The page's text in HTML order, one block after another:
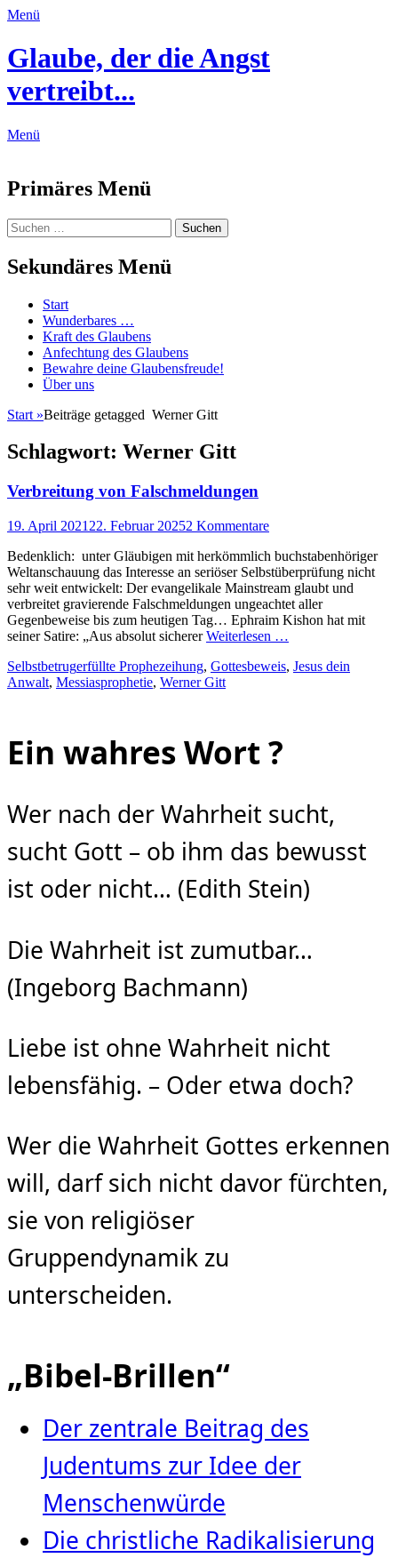
Menü
Glaube, der die Angst
vertreibt...
Menü
Primäres Menü
Zum
Inhalt
springen
Suchen
Suchen
nach:
Sekundäres Menü
Zum
Inhalt
springen
Start
Wunderbares …
Kraft des Glaubens
Anfechtung des Glaubens
Bewahre deine Glaubensfreude!
Über uns
Start »Beiträge getagged Werner Gitt
Schlagwort: Werner Gitt
Verbreitung von Falschmeldungen
Posted
19. April 2021 22. Februar 20252 Kommentare
Bedenklich: unter Gläubigen mit herkömmlich buchstabenhöriger
Weltanschauung das Interesse an seriöser Selbstüberprüfung nicht
sehr weit entwickelt: Der evangelikale Mainstream glaubt und
verbreitet gravierende Falschmeldungen ungeachtet aller
Gegenbeweise bis zum heutigen Tag… Ephraim Kishon hat mit
seiner Satire: „Aus absolut sichererWeiterlesen …
Kategorien
SelbstbetrugSchlagworte
erfüllte Prophezeihung, Gottesbeweis, Jesus dein
Anwalt, Messiasprophetie, Werner Gitt
Ein wahres Wort ?
Wer nach der Wahrheit sucht,
sucht Gott – ob ihm das bewusst
ist oder nicht… (Edith Stein)
Die Wahrheit ist zumutbar…
(Ingeborg Bachmann)
Liebe ist ohne Wahrheit nicht
lebensfähig. – Oder etwa doch?
Wer die Wahrheit Gottes erkennen
will, darf sich nicht davor fürchten,
sie von religiöser
Gruppendynamik zu
unterscheiden.
„Bibel-Brillen“
Der zentrale Beitrag des
Judentums zur Idee der
Menschenwürde
Die christliche Radikalisierung